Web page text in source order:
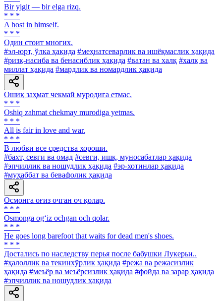
Bir yigit — bir elga rizq.
* * *
A host in himself.
* * *
Один стоит многих.
#эл-юрт, ўлка ҳақида #меҳнатсеварлик ва ишёқмаслик ҳақида
#ризқ-насиба ва бенасиблик ҳақида #ватан ва халқ #халқ ва
миллат ҳақида #мардлик ва номардлик ҳақида
Ошиқ заҳмат чекмай муродига етмас.
* * *
Oshiq zahmat chekmay murodiga yetmas.
* * *
All is fair in love and war.
* * *
В любви все средства хороши.
#бахт, севги ва омад #севги, ишқ, муносабатлар ҳақида
#эпчиллик ва ношудлик ҳақида #эр-хотинлар ҳақида
#муҳаббат ва бевафолик ҳақида
Осмонга оғиз очган оч қолар.
* * *
Osmonga og‘iz ochgan och qolar.
* * *
Не goes long barefoot that waits for dead men's shoes.
* * *
Достались по наследству перья после бабушки Лукерьи..
#ҳалоллик ва текинхўрлик ҳақида #режа ва режасизлик
ҳақида #меъёр ва меъёрсизлик ҳақида #фойда ва зарар ҳақида
#эпчиллик ва ношудлик ҳақида